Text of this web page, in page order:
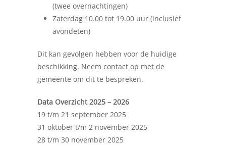
(twee overnachtingen)
Zaterdag 10.00 tot 19.00 uur (inclusief
avondeten)
Dit kan gevolgen hebben voor de huidige
beschikking. Neem contact op met de
gemeente om dit te bespreken.
Data Overzicht 2025 – 2026
19 t/m 21 september 2025
31 oktober t/m 2 november 2025
28 t/m 30 november 2025